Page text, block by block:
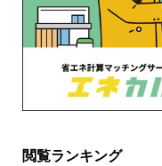
閲覧ランキング